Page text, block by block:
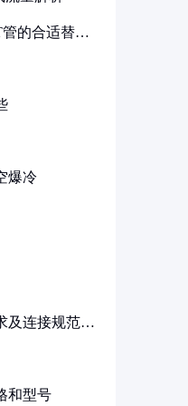
管的合适替代
爆冷
及连接规范详
和型号